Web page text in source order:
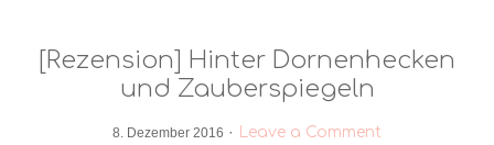
[Rezension] Hinter Dornenhecken
und Zauberspiegeln
8. Dezember 2016 · Leave a Comment